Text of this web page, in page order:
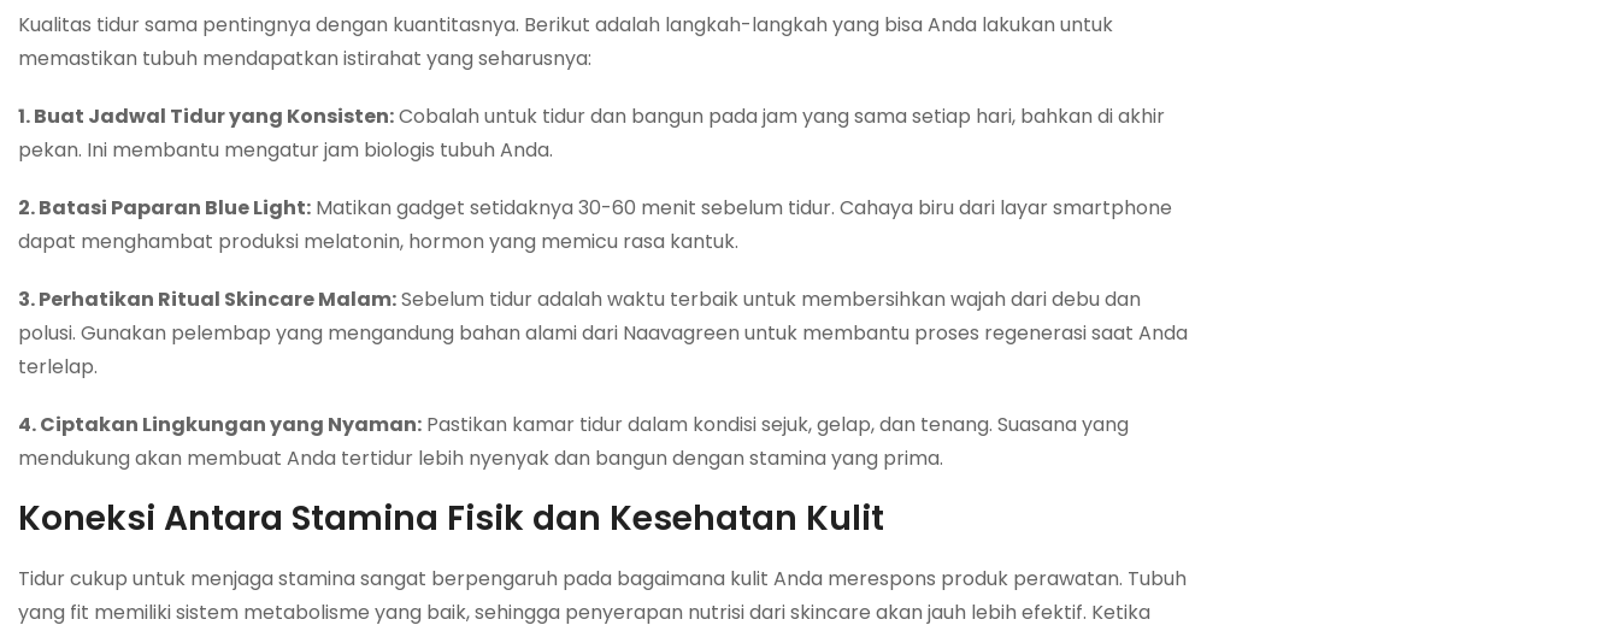
Kualitas tidur sama pentingnya dengan kuantitasnya. Berikut adalah langkah-langkah yang bisa Anda lakukan untuk
memastikan tubuh mendapatkan istirahat yang seharusnya:
1. Buat Jadwal Tidur yang Konsisten:Cobalah untuk tidur dan bangun pada jam yang sama setiap hari, bahkan di akhir
pekan. Ini membantu mengatur jam biologis tubuh Anda.
2. Batasi Paparan Blue Light: Matikan gadget setidaknya 30-60 menit sebelum tidur. Cahaya biru dari layar smartphone
dapat menghambat produksi melatonin, hormon yang memicu rasa kantuk.
3. Perhatikan Ritual Skincare Malam:Sebelum tidur adalah waktu terbaik untuk membersihkan wajah dari debu dan
polusi. Gunakan pelembap yang mengandung bahan alami dari Naavagreen untuk membantu proses regenerasi saat Anda
terlelap.
4. Ciptakan Lingkungan yang Nyaman: Pastikan kamar tidur dalam kondisi sejuk, gelap, dan tenang. Suasana yang
mendukung akan membuat Anda tertidur lebih nyenyak dan bangun dengan stamina yang prima.
Koneksi Antara Stamina Fisik dan Kesehatan Kulit
Tidur cukup untuk menjaga stamina sangat berpengaruh pada bagaimana kulit Anda merespons produk perawatan. Tubuh
yang fit memiliki sistem metabolisme yang baik, sehingga penyerapan nutrisi dari skincare akan jauh lebih efektif. Ketika